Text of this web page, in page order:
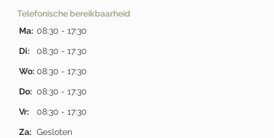
Telefonische bereikbaarheid
Ma: 08:30 - 17:30
Di: 08:30 - 17:30
Wo: 08:30 - 17:30
Do: 08:30 - 17:30
Vr: 08:30 - 17:30
Za: Gesloten